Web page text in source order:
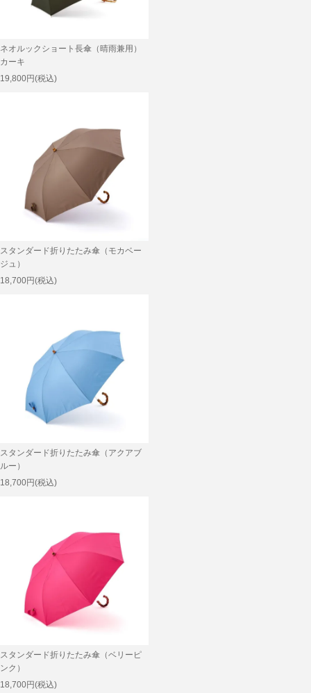
ネオルックショート長傘（晴雨兼用）
カーキ
19,800円(税込)
スタンダード折りたたみ傘（モカベー
ジュ）
18,700円(税込)
スタンダード折りたたみ傘（アクアブ
ルー）
18,700円(税込)
スタンダード折りたたみ傘（ベリーピ
ンク）
18,700円(税込)